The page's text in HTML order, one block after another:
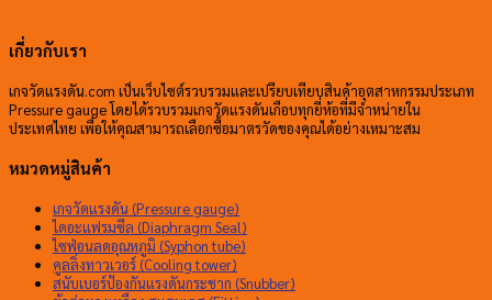
เกี่ยวกับเรา
เกจวัดแรงดัน.com เป็นเว็บไซต์รวบรวมและเปรียบเทียบสินค้าอุตสาหกรรมประเภท
Pressure gauge โดยได้รวบรวมเกจวัดแรงดันเกือบทุกยี่ห้อที่มีจำหน่ายใน
ประเทศไทย เพื่อให้คุณสามารถเลือกซื้อมาตรวัดของคุณได้อย่างเหมาะสม
หมวดหมู่สินค้า
เกจวัดแรงดัน (Pressure gauge)
ไดอะแฟรมซีล (Diaphragm Seal)
ไซฟ่อนลดอุณหภูมิ (Syphon tube)
คูลลิ่งทาวเวอร์ (Cooling tower)
สนับเบอร์ป้องกันแรงดันกระชาก (Snubber)